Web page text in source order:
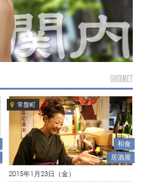
GOURMET
常盤町
和食
居酒屋
2015年1月23日（金）